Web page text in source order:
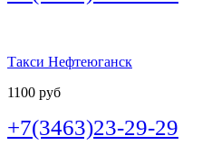
Такси Нефтеюганск
1100 руб
+7(3463)23-29-29